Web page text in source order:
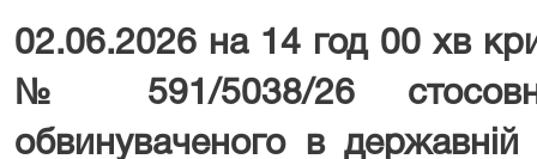
02.06.2026 на 14 год 00 хв
№ 591/5038/26
обвинуваченого в